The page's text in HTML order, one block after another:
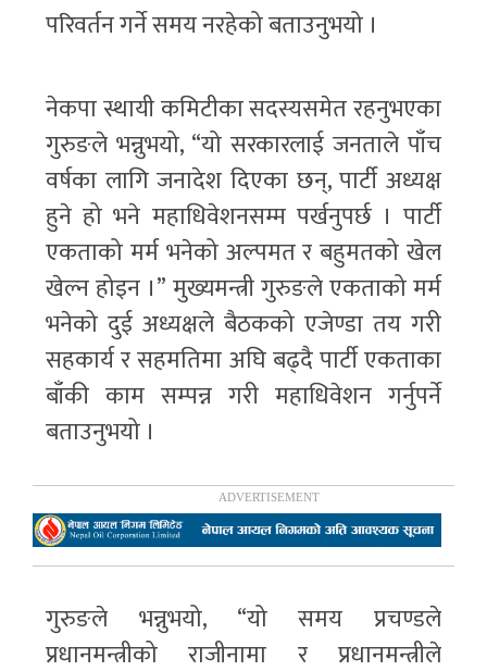
परिवर्तन गर्ने समय नरहेको बताउनुभयो ।
नेकपा स्थायी कमिटीका सदस्यसमेत रहनुभएका
गुरुङले भन्नुभयो, “यो सरकारलाई जनताले पाँच
वर्षका लागि जनादेश दिएका छन्, पार्टी अध्यक्ष
हुने हो भने महाधिवेशनसम्म पर्खनुपर्छ । पार्टी
एकताको मर्म भनेको अल्पमत र बहुमतको खेल
खेल्न होइन ।” मुख्यमन्त्री गुरुङले एकताको मर्म
भनेको दुई अध्यक्षले बैठकको एजेण्डा तय गरी
सहकार्य र सहमतिमा अघि बढ्दै पार्टी एकताका
बाँकी काम सम्पन्न गरी महाधिवेशन गर्नुपर्ने
बताउनुभयो ।
गुरुङले भन्नुभयो, “यो समय प्रचण्डले
प्रधानमन्त्रीको राजीनामा र प्रधानमन्त्रीले